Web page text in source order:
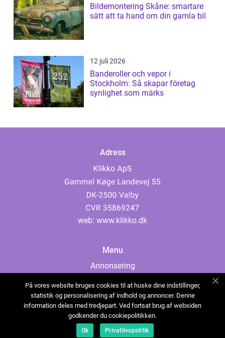
Bildemontering Skåne: smartare
sätt att ta hand om din gamla bil
12 juli 2026
Banderoller och vepor i
Stockholm: Så skapar företag
synlighet som märks
Adress
web: www.klikko.dk
Menu
Annonsering
Cookies
Kontakta oss
Sitemap
På vores website bruges cookies til at huske dine indstillinger,
statistik og personalisering af indhold og annoncer. Denne
information deles med tredjepart. Ved fortsat brug af websiden
godkender du cookiepolitikken.
Ok Privatlivspolitik